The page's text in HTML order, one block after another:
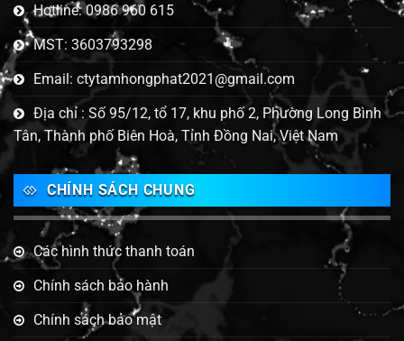
Hotline: 0986 960 615
MST: 3603793298
Email: ctytamhongphat2021@gmail.com
Địa chỉ : Số 95/12, tổ 17, khu phố 2, Phường Long Bình
Tân, Thành phố Biên Hoà, Tỉnh Đồng Nai, Việt Nam
CHÍNH SÁCH CHUNG
Các hình thức thanh toán
Chính sách bảo hành
Chính sách bảo mật